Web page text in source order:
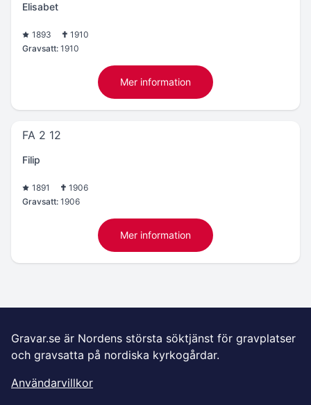
Elisabet
1893
1910
Gravsatt: 1910
Mer information
FA 2 12
Filip
1891
1906
Gravsatt: 1906
Mer information
Gravar.se är Nordens största söktjänst för gravplatser
och gravsatta på nordiska kyrkogårdar.
Användarvillkor